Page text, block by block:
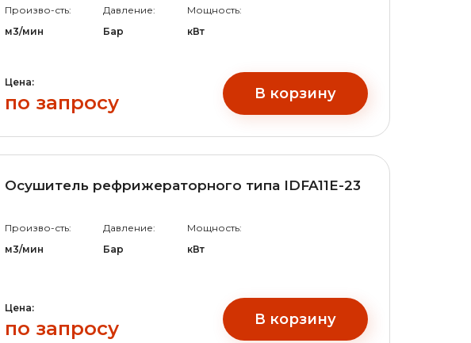
Произво-сть:
м3/мин
Давление:
Бар
Мощность:
кВт
Цена:
по запросу В корзину
Осушитель рефрижераторного типа IDFA11E-23
Произво-сть:
м3/мин
Давление:
Бар
Мощность:
кВт
Цена:
по запросу В корзину